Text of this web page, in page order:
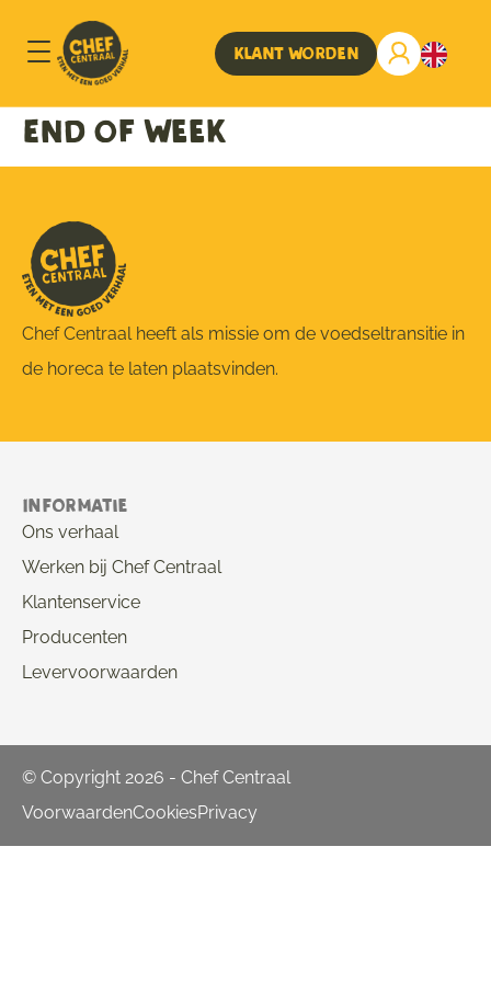
Klant worden
End of Week
Chef Centraal heeft als missie om de voedseltransitie in
de horeca te laten plaatsvinden.
Informatie
Ons verhaal
Werken bij Chef Centraal
Klantenservice
Producenten
Levervoorwaarden
© Copyright 2026 - Chef Centraal
VoorwaardenCookiesPrivacy